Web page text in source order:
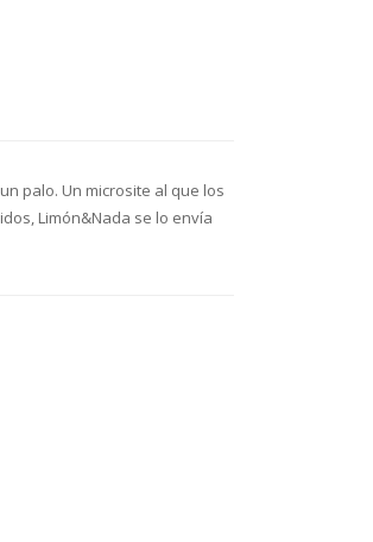
palo. Un microsite al que los
Limón&Nada se lo envía